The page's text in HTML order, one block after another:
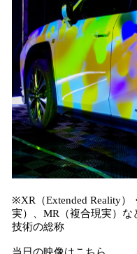
※XR（Extended Reality）
実）、MR（複合現実）な
技術の総称